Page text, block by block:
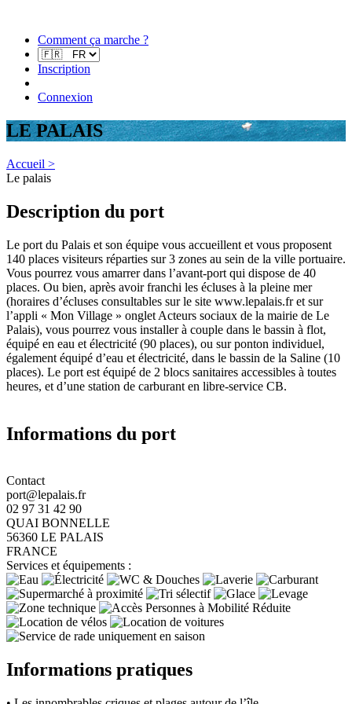
Comment ça marche ?
Inscription
Connexion
LE PALAIS
Accueil >
Le palais
Description du port
Le port du Palais et son équipe vous accueillent et vous proposent
140 places visiteurs réparties sur 3 zones au sein de la ville portuaire.
Vous pourrez vous amarrer dans l’avant-port qui dispose de 40
places. Ou bien, après avoir franchi les écluses à la pleine mer
(horaires d’écluses consultables sur le site www.lepalais.fr et sur
l’appli « Mon Village » onglet Acteurs sociaux de la mairie de Le
Palais), vous pourrez vous installer à couple dans le bassin à flot,
équipé en eau et électricité (90 places), ou sur ponton individuel,
également équipé d’eau et électricité, dans le bassin de la Saline (10
places). Le port est équipé de 2 blocs sanitaires accessibles à toutes
heures, et d’une station de carburant en libre-service CB.
Informations du port
Contact
port@lepalais.fr
02 97 31 42 90
QUAI BONNELLE
56360 LE PALAIS
FRANCE
Services et équipements :
Informations pratiques